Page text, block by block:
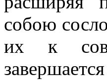
собою
их к